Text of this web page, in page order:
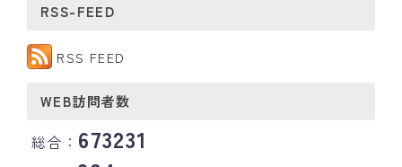
RSS-FEED
RSS FEED
WEB訪問者数
総合： 673231